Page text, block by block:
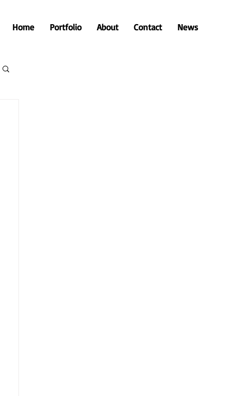
Home Portfolio About Contact News